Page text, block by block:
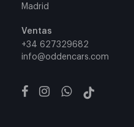
Madrid
Ventas
+34 627329682
info@oddencars.com